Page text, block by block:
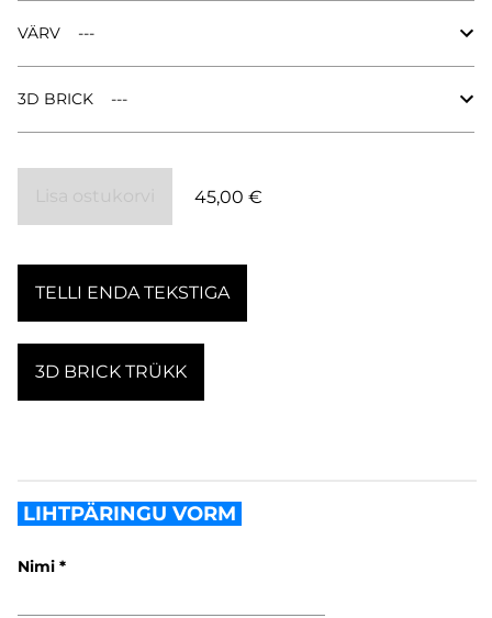
VÄRV
3D BRICK
45,00 €
TELLI ENDA TEKSTIGA
3D BRICK TRÜKK
LIHTPÄRINGU VORM
Nimi